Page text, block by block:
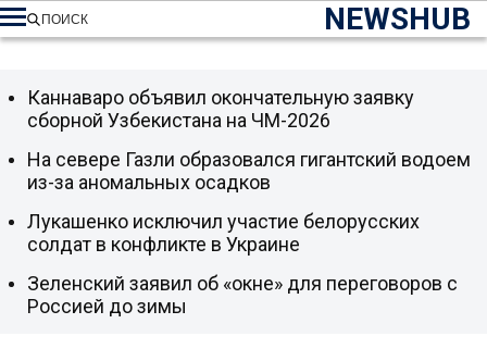
NEWSHUB
ПОИСК
Каннаваро объявил окончательную заявку
сборной Узбекистана на ЧМ-2026
На севере Газли образовался гигантский водоем
из-за аномальных осадков
Лукашенко исключил участие белорусских
солдат в конфликте в Украине
Зеленский заявил об «окне» для переговоров с
Россией до зимы